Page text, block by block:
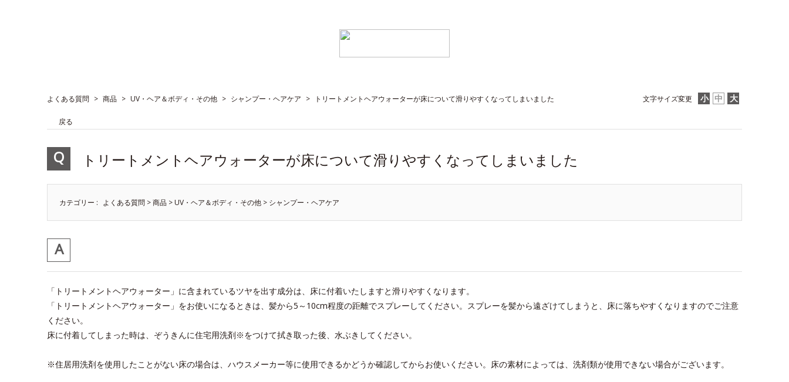
文字サイズ変更
よくある質問 > 商品 > UV・ヘア＆ボディ・その他 > シャンプー・ヘアケア > トリートメントヘアウォーターが床について滑りやすくなってしまいました
戻る
トリートメントヘアウォーターが床について滑りやすくなってしまいました
カテゴリー : よくある質問 >商品 > UV・ヘア＆ボディ・その他 > シャンプー・ヘアケア
「トリートメントヘアウォーター」に含まれているツヤを出す成分は、床に付着いたしますと滑りやすくなります。
「トリートメントヘアウォーター」をお使いになるときは、髪から5～10cm程度の距離でスプレーしてください。スプレーを髪から遠ざけてしまうと、床に落ちやすくなりますのでご注意
ください。
床に付着してしまった時は、ぞうきんに住宅用洗剤※をつけて拭き取った後、水ぶきしてください。
※住居用洗剤を使用したことがない床の場合は、ハウスメーカー等に使用できるかどうか確認してからお使いください。床の素材によっては、洗剤類が使用できない場合がございます。